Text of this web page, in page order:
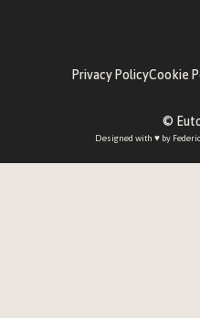
Privacy PolicyCookie
©
Designed with ♥︎ by